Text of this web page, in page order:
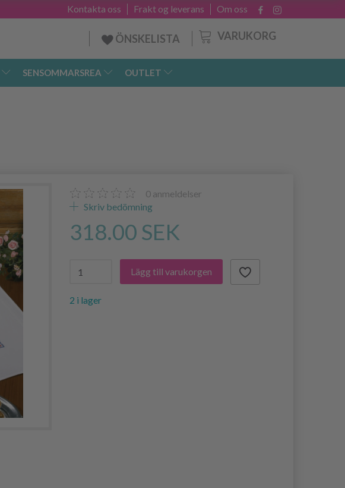
Om oss
Frakt og leverans
Kontakta oss
VARUKORG
ÖNSKELISTA
SENSOMMARSREA OUTLET
0 anmeldelser
Skriv bedömning
318.00 SEK
Lägg till varukorgen
2 i lager